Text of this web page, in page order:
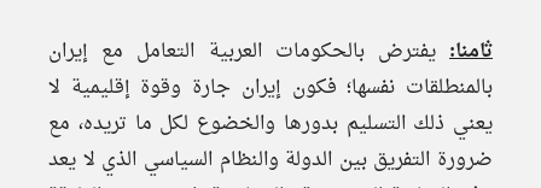
ثامنا: يفترض بالحكومات العربية التعامل مع إيران
بالمنطلقات نفسها؛ فكون إيران جارة وقوة إقليمية لا
يعني ذلك التسليم بدورها والخضوع لكل ما تريده، مع
ضرورة التفريق بين الدولة والنظام السياسي الذي لا يعد